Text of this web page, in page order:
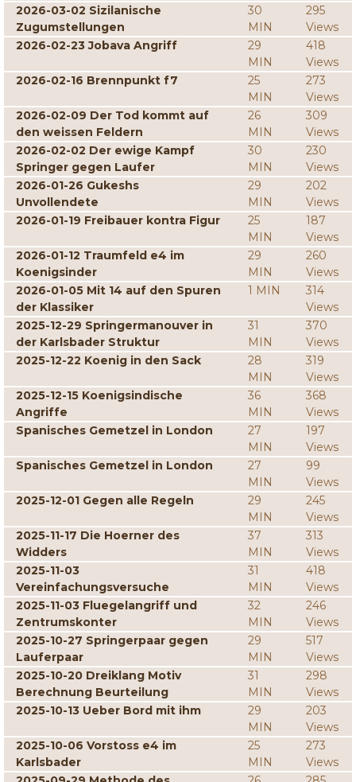
2026-03-02 Sizilanische
Zugumstellungen
30
MIN
295
Views
2026-02-23 Jobava Angriff
29
MIN
418
Views
2026-02-16 Brennpunkt f7
25
MIN
273
Views
2026-02-09 Der Tod kommt auf
den weissen Feldern
26
MIN
309
Views
2026-02-02 Der ewige Kampf
Springer gegen Laufer
30
MIN
230
Views
2026-01-26 Gukeshs
Unvollendete
29
MIN
202
Views
2026-01-19 Freibauer kontra Figur
25
MIN
187
Views
2026-01-12 Traumfeld e4 im
Koenigsinder
29
MIN
260
Views
2026-01-05 Mit 14 auf den Spuren
der Klassiker
1 MIN
314
Views
2025-12-29 Springermanouver in
der Karlsbader Struktur
31
MIN
370
Views
2025-12-22 Koenig in den Sack
28
MIN
319
Views
2025-12-15 Koenigsindische
Angriffe
36
MIN
368
Views
Spanisches Gemetzel in London
27
MIN
197
Views
Spanisches Gemetzel in London
27
MIN
99
Views
2025-12-01 Gegen alle Regeln
29
MIN
245
Views
2025-11-17 Die Hoerner des
Widders
37
MIN
313
Views
2025-11-03
Vereinfachungsversuche
31
MIN
418
Views
2025-11-03 Fluegelangriff und
Zentrumskonter
32
MIN
246
Views
2025-10-27 Springerpaar gegen
Lauferpaar
29
MIN
517
Views
2025-10-20 Dreiklang Motiv
Berechnung Beurteilung
31
MIN
298
Views
2025-10-13 Ueber Bord mit ihm
29
MIN
203
Views
2025-10-06 Vorstoss e4 im
Karlsbader
25
MIN
273
Views